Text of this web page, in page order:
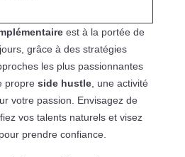
est à la portée de
grâce à des stratégies
les plus passionnantes
propre side hustle, une activité
votre passion. Envisagez de
vos talents naturels et visez
prendre confiance.